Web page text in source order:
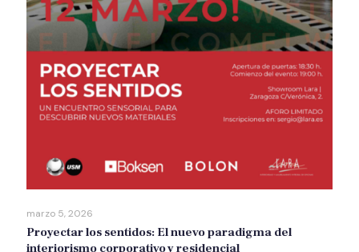
marzo 5, 2026
Proyectar los sentidos: El nuevo paradigma del
interiorismo corporativo y residencial